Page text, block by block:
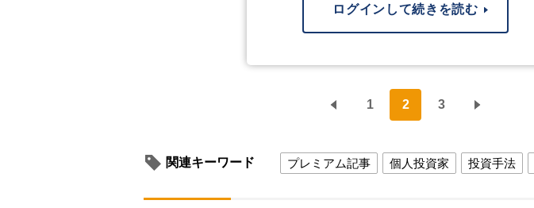
ログインして続きを読む
1 2 3
関連キーワード プレミアム記事 個人投資家 投資手法